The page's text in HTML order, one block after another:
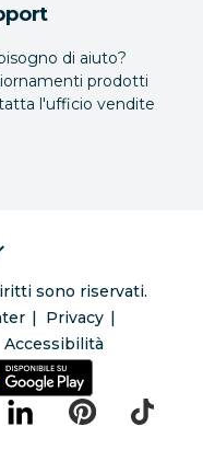
di aiuto?
prodotti
l'ufficio vendite
lingua
sono riservati.
Privacy
Accessibilità